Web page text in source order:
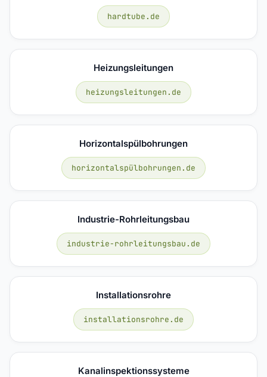
hardtube.de
Heizungsleitungen
heizungsleitungen.de
Horizontalspülbohrungen
horizontalspülbohrungen.de
Industrie-Rohrleitungsbau
industrie-rohrleitungsbau.de
Installationsrohre
installationsrohre.de
Kanalinspektionssysteme